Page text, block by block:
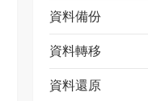
資料備份
資料轉移
資料還原